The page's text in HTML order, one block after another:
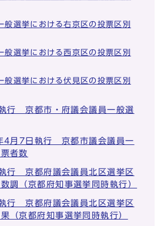
般選挙における右京区の投票区別
般選挙における西京区の投票区別
般選挙における伏見区の投票区別
行 京都市・府議会議員一般選
4月7日執行 京都市議会議員一
者数
行 京都府議会議員北区選挙区
調（京都府知事選挙同時執行）
行 京都府議会議員北区選挙区
（京都府知事選挙同時執行）